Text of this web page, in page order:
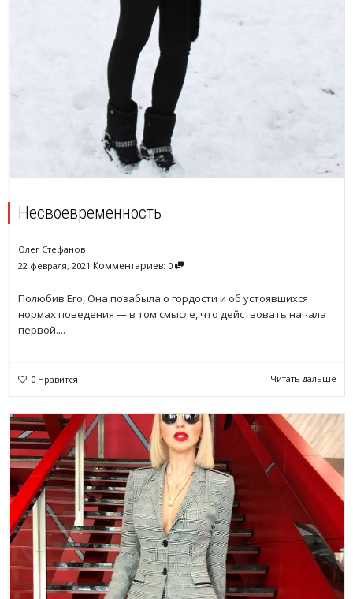
Несвоевременность
Олег Стефанов
22 февраля, 2021 Комментариев: 0
Полюбив Его, Она позабыла о гордости и об устоявшихся
нормах поведения — в том смысле, что действовать начала
первой....
0 Нравится Читать дальше